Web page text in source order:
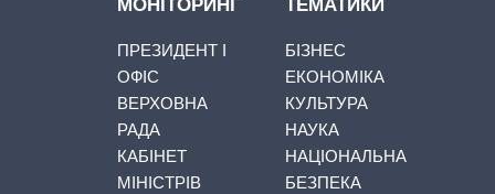
МОНІТОРИНГ
ПРЕЗИДЕНТ І
ОФІС
ВЕРХОВНА
РАДА
КАБІНЕТ
МІНІСТРІВ
ТЕМАТИКИ
БІЗНЕС
ЕКОНОМІКА
КУЛЬТУРА
НАУКА
НАЦІОНАЛЬНА
БЕЗПЕКА